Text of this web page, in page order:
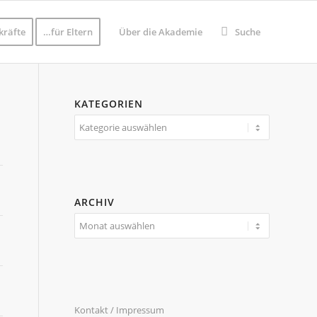
…für Eltern Über die Akademie Suche
KATEGORIEN
Kategorien
ARCHIV
Kontakt / Impressum